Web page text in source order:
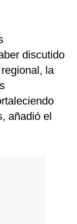
discutido
la
añadió el